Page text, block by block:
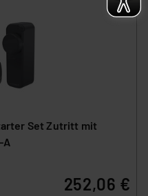
Set Zutritt mit
A
252,06 €